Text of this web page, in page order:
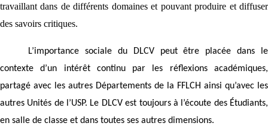
travaillant dans de différents domaines et pouvant produire et diffuser
des savoirs critiques.
L’importance sociale du DLCV peut être placée dans le
contexte d’un intérêt continu par les réflexions académiques,
partagé avec les autres Départements de la FFLCH ainsi qu’avec les
autres Unités de l’USP. Le DLCV est toujours à l’écoute des Étudiants,
en salle de classe et dans toutes ses autres dimensions.